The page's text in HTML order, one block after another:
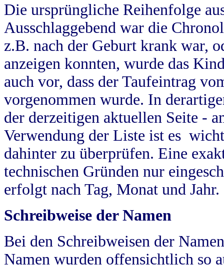
Die ursprüngliche Reihenfolge
Ausschlaggebend war die
z.B. nach der Geburt krank war,
anzeigen konnten, wurde das
auch vor, dass der Taufeintrag
vorgenommen wurde. In
der derzeitigen aktuellen Seite -
Verwendung der Liste ist es
dahinter zu überprüfen. Eine
technischen Gründen nur
erfolgt nach Tag, Monat und Jahr.
Schreibweise der Namen
Bei den Schreibweisen der
Namen wurden offensichtlich so